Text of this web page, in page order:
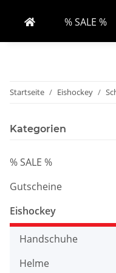
% SALE %
Startseite Eishockey
Kategorien
% SALE %
Gutscheine
Eishockey
Handschuhe
Helme